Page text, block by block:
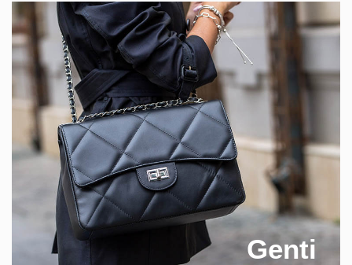
Genti